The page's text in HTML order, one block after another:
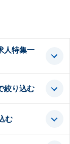
人特集一
絞り込む
む